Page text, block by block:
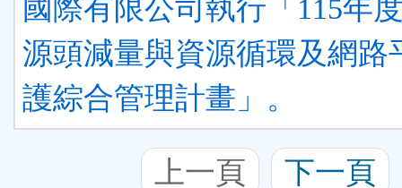
國際有限公司執行「115年
源頭減量與資源循環及網路
護綜合管理計畫」。
上一頁
下一頁